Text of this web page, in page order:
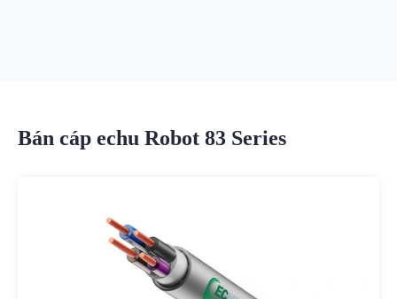
Bán cáp echu Robot 83 Series